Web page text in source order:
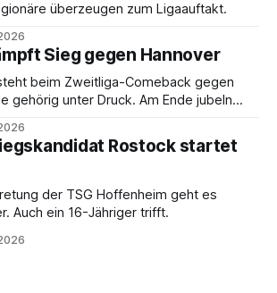
überzeugen zum Ligaauftakt.
Sieg gegen Hannover
beim Zweitliga-Comeback gegen
gehörig unter Druck. Am Ende jubeln
Rostock startet
der TSG Hoffenheim geht es
Auch ein 16-Jähriger trifft.